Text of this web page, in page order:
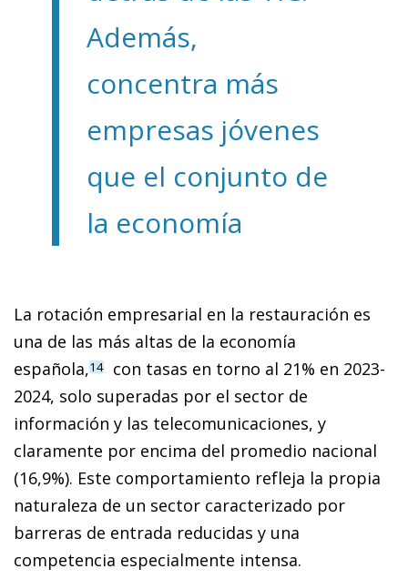
Además,
concentra más
empresas jóvenes
que el conjunto de
la economía
La rotación empresarial en la restauración es
una de las más altas de la economía
española,14
con tasas en torno al 21% en 2023-
2024, solo superadas por el sector de
información y las telecomunicaciones, y
claramente por encima del promedio nacional
(16,9%). Este comportamiento refleja la propia
naturaleza de un sector caracterizado por
barreras de entrada reducidas y una
competencia especialmente intensa.